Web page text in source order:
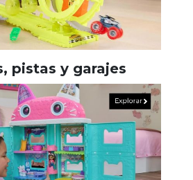
pistas y garajes